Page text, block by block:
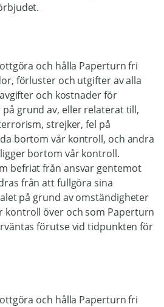
och hålla Paperturn fri
förluster och utgifter av alla
och kostnader för
grund av, eller relaterat till,
strejker, fel på
bortom vår kontroll, och andra
bortom vår kontroll.
befriat från ansvar gentemot
från att fullgöra sina
på grund av omständigheter
kontroll över och som Paperturn
förutse vid tidpunkten för
och hålla Paperturn fri